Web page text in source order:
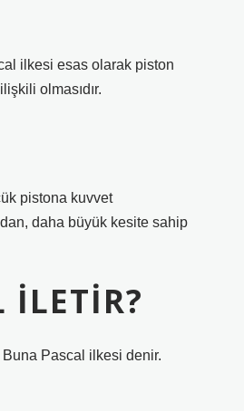
ilkesi esas olarak piston
olmasıdır.
pistona kuvvet
daha büyük kesite sahip
ILETIR?
Buna Pascal ilkesi denir.